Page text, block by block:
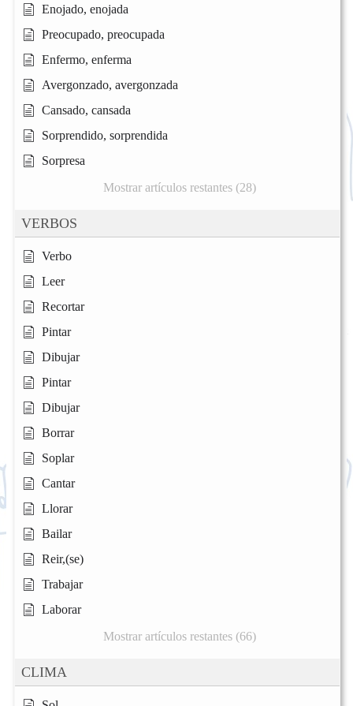
Enojado, enojada
Preocupado, preocupada
Enfermo, enferma
Avergonzado, avergonzada
Cansado, cansada
Sorprendido, sorprendida
Sorpresa
Mostrar artículos restantes (28)
VERBOS
Verbo
Leer
Recortar
Pintar
Dibujar
Pintar
Dibujar
Borrar
Soplar
Cantar
Llorar
Bailar
Reir,(se)
Trabajar
Laborar
Mostrar artículos restantes (66)
CLIMA